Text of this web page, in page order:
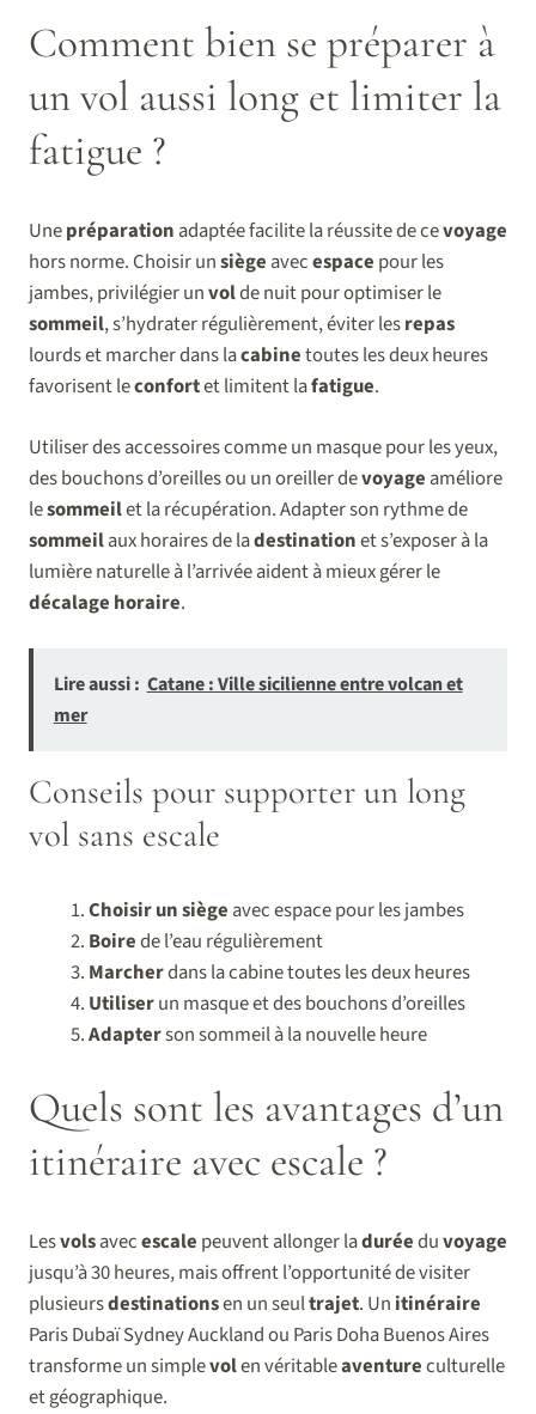
Comment bien se préparer à
un vol aussi long et limiter la
fatigue ?
Unepréparation adaptée facilite la réussite de cevoyage
hors norme. Choisir unsiège avecespace pour les
jambes, privilégier unvolde nuit pour optimiser le
sommeil, s’hydrater régulièrement, éviter lesrepas
lourds et marcher dans lacabinetoutes les deux heures
favorisent leconfortet limitent lafatigue.
Utiliser des accessoires comme un masque pour les yeux,
des bouchons d’oreilles ou un oreiller devoyage améliore
lesommeilet la récupération. Adapter son rythme de
sommeilaux horaires de ladestinationet s’exposer à la
lumière naturelle à l’arrivée aident à mieux gérer le
décalage horaire.
Lire aussi : Catane : Ville sicilienne entre volcan et
mer
Conseils pour supporter un long
vol sans escale
Choisir un siège avec espace pour les jambes
Boirede l’eau régulièrement
Marcherdans la cabine toutes les deux heures
Utiliserun masque et des bouchons d’oreilles
Adapterson sommeil à la nouvelle heure
Quels sont les avantages d’un
itinéraire avec escale ?
Lesvolsavecescale peuvent allonger laduréeduvoyage
jusqu’à 30 heures, mais offrent l’opportunité de visiter
plusieursdestinationsen un seultrajet. Un itinéraire
Paris Dubaï Sydney Auckland ou Paris Doha Buenos Aires
transforme un simplevolen véritableaventureculturelle
et géographique.